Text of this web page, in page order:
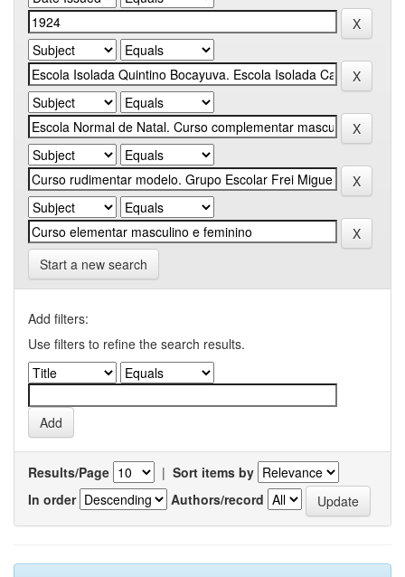
Start a new search
Add filters:
Use filters to refine the search results.
Results/Page | Sort items by
In order
Authors/record